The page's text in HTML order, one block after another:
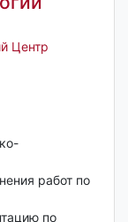
Центр
работ по
по